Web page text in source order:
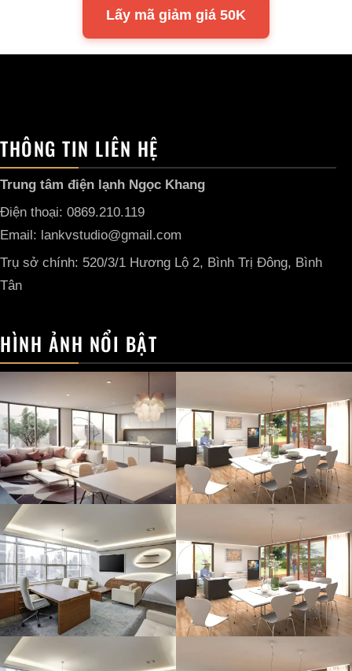
Lấy mã giảm giá 50K
THÔNG TIN LIÊN HỆ
Trung tâm điện lạnh Ngọc Khang
Điện thoại: 0869.210.119
Email: lankvstudio@gmail.com
Trụ sở chính: 520/3/1 Hương Lộ 2, Bình Trị Đông, Bình
Tân
HÌNH ẢNH NỔI BẬT